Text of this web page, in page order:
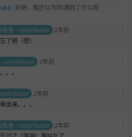
: 好吧，我还以为你i遇到了什么呢
稿者 - contributor 2年前
了吧（悲）
- contributor 2年前
。。
2年前
出来。。。
稿者 - contributor 2年前